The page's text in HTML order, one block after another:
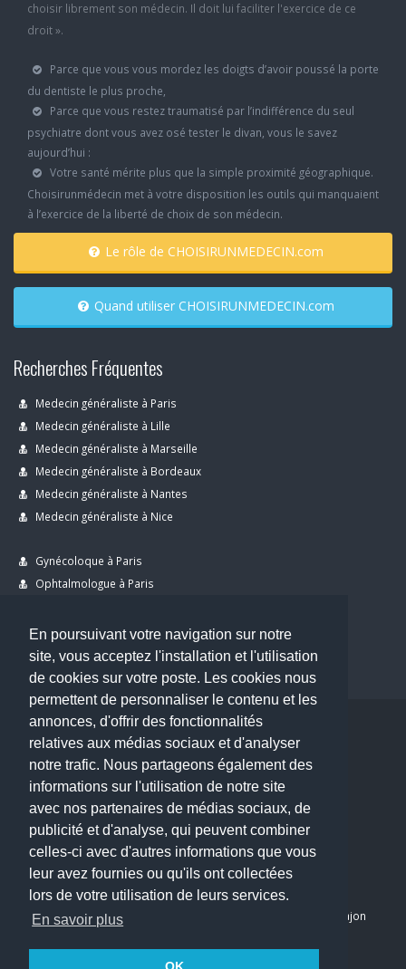
En poursuivant votre navigation sur notre
site, vous acceptez l'installation et l'utilisation
de cookies sur votre poste. Les cookies nous
permettent de personnaliser le contenu et les
annonces, d'offrir des fonctionnalités
relatives aux médias sociaux et d'analyser
notre trafic. Nous partageons également des
informations sur l'utilisation de notre site
avec nos partenaires de médias sociaux, de
publicité et d'analyse, qui peuvent combiner
celles-ci avec d'autres informations que vous
leur avez fournies ou qu'ils ont collectées
lors de votre utilisation de leurs services.
En savoir plus
choisir librement son médecin. Il doit lui faciliter l'exercice de ce
droit ».
Parce que vous vous mordez les doigts d’avoir poussé la porte
du dentiste le plus proche,
Parce que vous restez traumatisé par l’indifférence du seul
psychiatre dont vous avez osé tester le divan, vous le savez
aujourd’hui :
Votre santé mérite plus que la simple proximité géographique.
Choisirunmédecin met à votre disposition les outils qui manquaient
à l’exercice de la liberté de choix de son médecin.
Le rôle de CHOISIRUNMEDECIN.com
Quand utiliser CHOISIRUNMEDECIN.com
Recherches Fréquentes
Medecin généraliste à Paris
Medecin généraliste à Lille
Medecin généraliste à Marseille
Medecin généraliste à Bordeaux
Medecin généraliste à Nantes
Medecin généraliste à Nice
Gynécoloque à Paris
Ophtalmologue à Paris
Dentiste à Paris
Copyright © 2026 . All Rights Reserved.
choisirunmedecin@gmail.com
Nous contacter
Accueil
Blog
Mon compte
Dernier avis : PASCAL DELCAMPE, Chirurgien maxillo-faciale à Arpajon